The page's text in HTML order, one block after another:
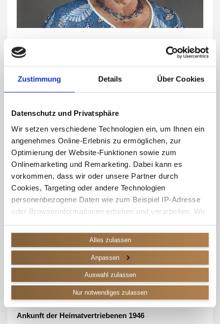
Zustimmung Details Über Cookies
Datenschutz und Privatsphäre
Wir setzen verschiedene Technologien ein, um Ihnen ein
angenehmes Online-Erlebnis zu ermöglichen, zur
Optimierung der Website-Funktionen sowie zum
Onlinemarketing und Remarketing. Dabei kann es
vorkommen, dass wir oder unsere Partner durch
Cookies, Targeting oder andere Technologien
personenbezogene Daten wie zum Beispiel IP-Adresse
oder Browserinformationen erheben und verarbeiten. Wir
weisen Sie darauf hin, dass bezogen auf einzelne
Technologien und Dienstleister eine Verarbeitung Ihrer
Daten in den USA erfolgt.
Genauere Informationen finden Sie in unserer
Datenschutzerklärungund denCookie-Informationen.
Da wir Ihre Privatsphäre schätzen, bitten wir Sie hiermit
um Ihre Einwilligung, diese Technologien zu verwenden.
Sie können diese jederzeit für die Zukunft
Alles zulassen
Anpassen
Auswahl zulassen
Nur notwendiges zulassen
Gästeführerin Martha Rathmann
Antonia Hohmann
Erinnerungen gegeben zu haben", berichtet
unterschiedliche…
Weiterlesen
Ankunft der Heimatvertriebenen 1946